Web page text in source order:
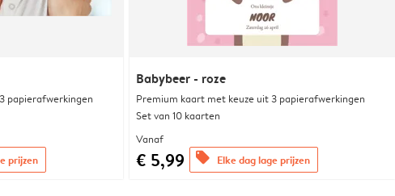
papierafwerkingen
prijzen
Babybeer - roze
Premium kaart met keuze uit 3 papierafwerkingen
Set van 10 kaarten
Vanaf
€ 5,99 offers Elke dag lage prijzen